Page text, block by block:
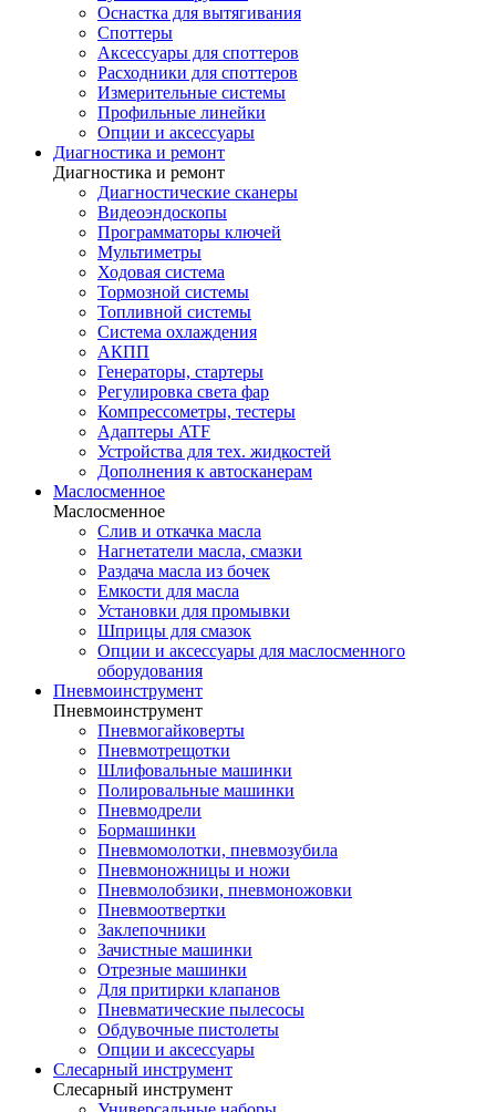
Оснастка для вытягивания
Споттеры
Аксессуары для споттеров
Расходники для споттеров
Измерительные системы
Профильные линейки
Опции и аксессуары
Диагностика и ремонт
Диагностика и ремонт
Диагностические сканеры
Видеоэндоскопы
Программаторы ключей
Мультиметры
Ходовая система
Тормозной системы
Топливной системы
Система охлаждения
АКПП
Генераторы, стартеры
Регулировка света фар
Компрессометры, тестеры
Адаптеры ATF
Устройства для тех. жидкостей
Дополнения к автосканерам
Маслосменное
Маслосменное
Слив и откачка масла
Нагнетатели масла, смазки
Раздача масла из бочек
Емкости для масла
Установки для промывки
Шприцы для смазок
Опции и аксессуары для маслосменного
оборудования
Пневмоинструмент
Пневмоинструмент
Пневмогайковерты
Пневмотрещотки
Шлифовальные машинки
Полировальные машинки
Пневмодрели
Бормашинки
Пневмомолотки, пневмозубила
Пневмоножницы и ножи
Пневмолобзики, пневмоножовки
Пневмоотвертки
Заклепочники
Зачистные машинки
Отрезные машинки
Для притирки клапанов
Пневматические пылесосы
Обдувочные пистолеты
Опции и аксессуары
Слесарный инструмент
Слесарный инструмент